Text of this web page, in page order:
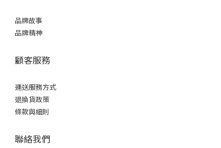
品牌故事
品牌精神
顧客服務
運送服務方式
退換貨政策
條款與細則
聯絡我們